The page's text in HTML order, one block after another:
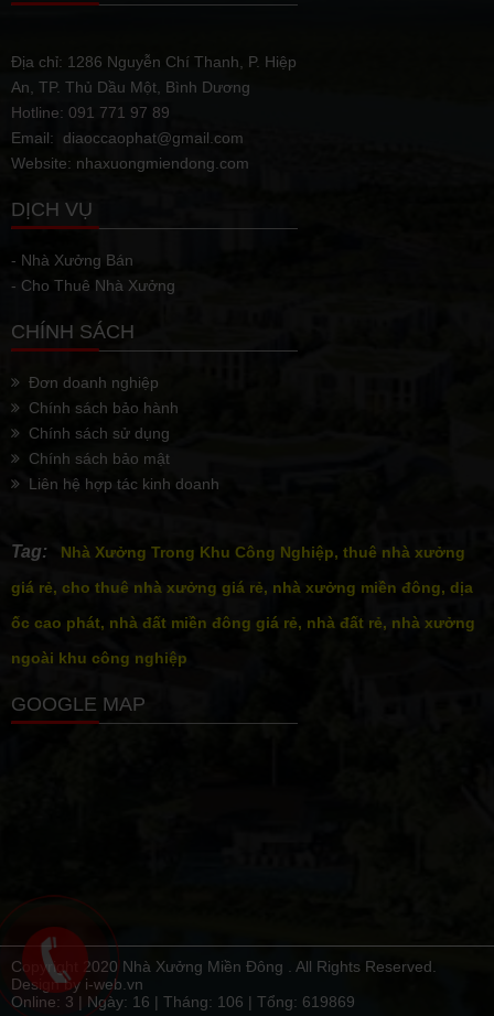
Địa chỉ: 1286 Nguyễn Chí Thanh, P. Hiệp
An, TP. Thủ Dầu Một, Bình Dương
Hotline: 091 771 97 89
Email: diaoccaophat@gmail.com
Website: nhaxuongmiendong.com
DỊCH VỤ
- Nhà Xưởng Bán
- Cho Thuê Nhà Xưởng
CHÍNH SÁCH
Đơn doanh nghiệp
Chính sách bảo hành
Chính sách sử dụng
Chính sách bảo mật
Liên hệ hợp tác kinh doanh
Tag:
Nhà Xưởng Trong Khu Công Nghiệp, thuê nhà xưởng
giá rẻ, cho thuê nhà xưởng giá rẻ, nhà xưởng miền đông, dịa
ốc cao phát, nhà đất miền đông giá rẻ, nhà đất rẻ, nhà xưởng
ngoài khu công nghiệp
GOOGLE MAP
Copyright 2020 Nhà Xưởng Miền Đông . All Rights Reserved.
Design by i-web.vn
Online: 3 | Ngày: 16 | Tháng: 106 | Tổng: 619869